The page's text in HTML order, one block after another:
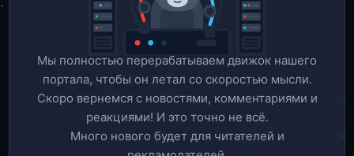
Мы полностью перерабатываем движок нашего
портала, чтобы он летал со скоростью мысли.
Скоро вернемся c новостями, комментариями и
реакциями! И это точно не всё.
Много нового будет для читателей и